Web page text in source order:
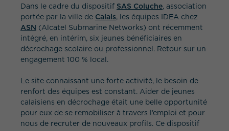
L’info IDEA Contact
QUEL EST VOTRE BESOIN ?
Dans le cadre du dispositif SAS Coluche, association
portée par la ville de Calais, les équipes IDEA chez
ASN (Alcatel Submarine Networks) ont récemment
intégré, en intérim, six jeunes bénéficiaires en
décrochage scolaire ou professionnel. Retour sur un
engagement 100 % local.
Le site connaissant une forte activité, le besoin de
renfort des équipes est constant. Aider de jeunes
calaisiens en décrochage était une belle opportunité
pour eux de se remobiliser à travers l’emploi et pour
nous de recruter de nouveaux profils. Ce dispositif